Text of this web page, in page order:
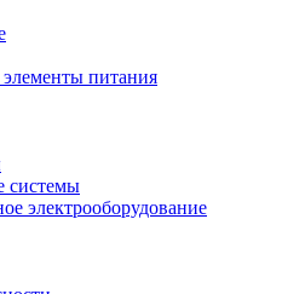
элементы питания
системы
электрооборудование